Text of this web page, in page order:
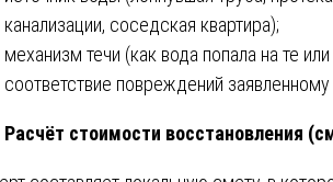
канализации, соседская квартира);
механизм течи (как вода попала на те
соответствие повреждений заявленному
Расчёт стоимости восстановления